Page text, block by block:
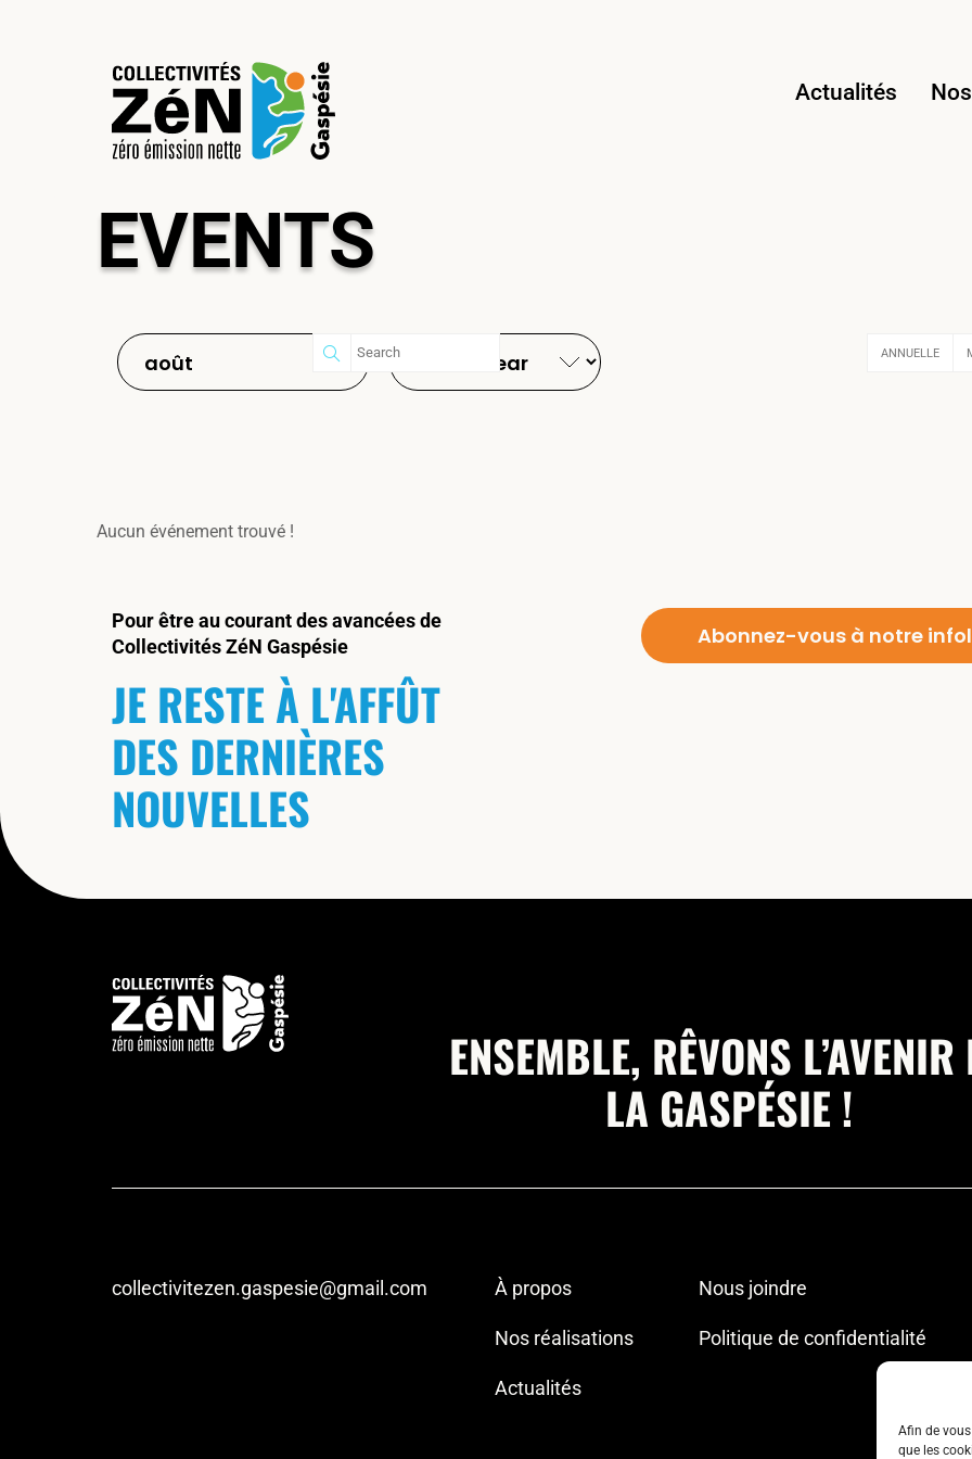
Afin de
que les
Actualités
EVENTS
ANNUELLE
Aucun événement trouvé !
Pour être au courant des avancées de
Collectivités ZéN Gaspésie
JE RESTE À L'AFFÛT
DES DERNIÈRES
NOUVELLES
Abonnez-vous à notre
ENSEMBLE, RÊVONS L’AVENIR
LA GASPÉSIE !
collectivitezen.gaspesie@gmail.com À propos
Nos réalisations
Actualités
Nous joindre
Politique de confidentialité